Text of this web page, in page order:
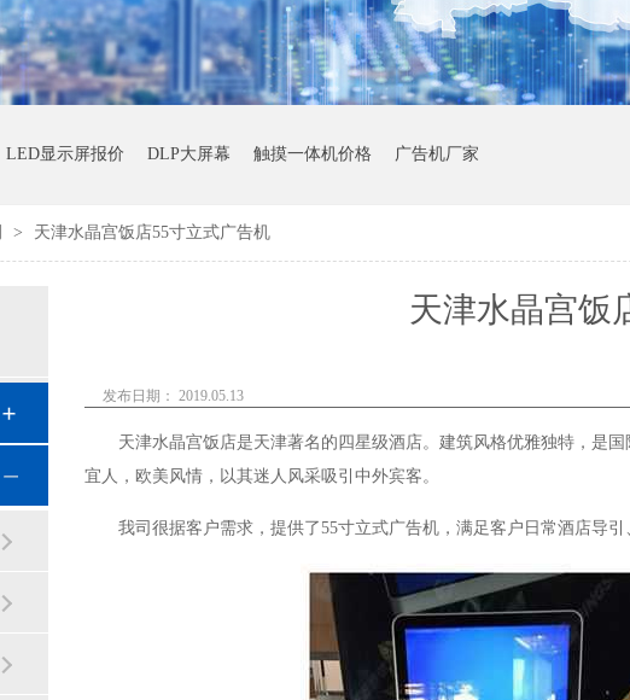
LED显示屏报价 DLP大屏幕 触摸一体机价格 广告机厂家
> 天津水晶宫饭店55寸立式广告机
天津水晶宫饭
发布日期： 2019.05.13
天津水晶宫饭店是天津著名的四星级酒店。建筑风格优雅独特，是
宜人，欧美风情，以其迷人风采吸引中外宾客。
我司很据客户需求，提供了55寸立式广告机，满足客户日常酒店导引